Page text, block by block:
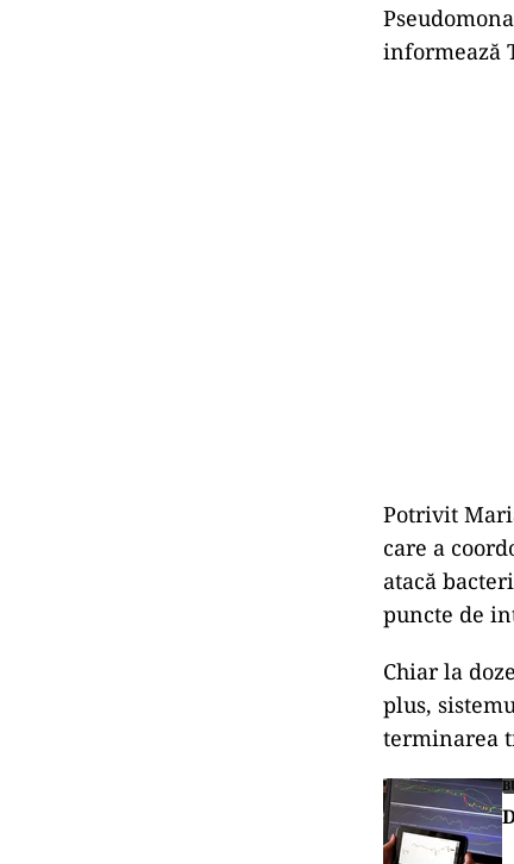
informează
Potrivit
care a
atacă
puncte de
Chiar la
plus,
terminarea